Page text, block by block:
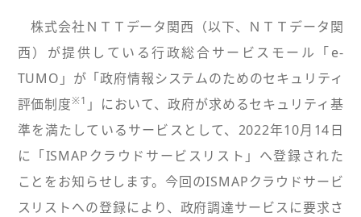
株式会社ＮＴＴデータ関西（以下、ＮＴＴデータ関
西）が提供している行政総合サービスモール「e-
TUMO」が「政府情報システムのためのセキュリティ
評価制度※1 」において、政府が求めるセキュリティ基
準を満たしているサービスとして、2022年10月14日
に「ISMAPクラウドサービスリスト」へ登録された
ことをお知らせします。今回のISMAPクラウドサービ
スリストへの登録により、政府調達サービスに要求さ